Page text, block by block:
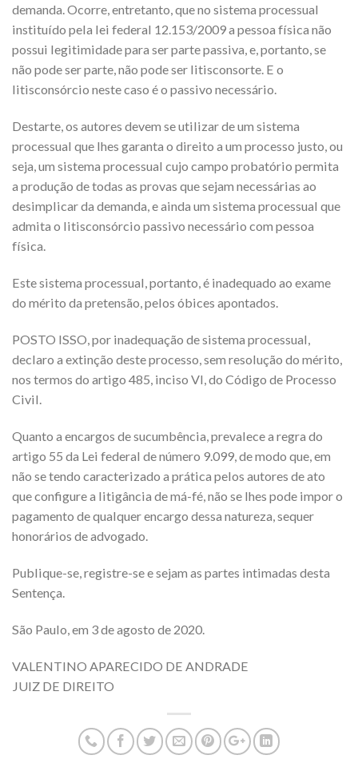
demanda. Ocorre, entretanto, que no sistema processual
instituído pela lei federal 12.153/2009 a pessoa física não
possui legitimidade para ser parte passiva, e, portanto, se
não pode ser parte, não pode ser litisconsorte. E o
litisconsórcio neste caso é o passivo necessário.
Destarte, os autores devem se utilizar de um sistema
processual que lhes garanta o direito a um processo justo, ou
seja, um sistema processual cujo campo probatório permita
a produção de todas as provas que sejam necessárias ao
desimplicar da demanda, e ainda um sistema processual que
admita o litisconsórcio passivo necessário com pessoa
física.
Este sistema processual, portanto, é inadequado ao exame
do mérito da pretensão, pelos óbices apontados.
POSTO ISSO, por inadequação de sistema processual,
declaro a extinção deste processo, sem resolução do mérito,
nos termos do artigo 485, inciso VI, do Código de Processo
Civil.
Quanto a encargos de sucumbência, prevalece a regra do
artigo 55 da Lei federal de número 9.099, de modo que, em
não se tendo caracterizado a prática pelos autores de ato
que configure a litigância de má-fé, não se lhes pode impor o
pagamento de qualquer encargo dessa natureza, sequer
honorários de advogado.
Publique-se, registre-se e sejam as partes intimadas desta
Sentença.
São Paulo, em 3 de agosto de 2020.
VALENTINO APARECIDO DE ANDRADE
JUIZ DE DIREITO